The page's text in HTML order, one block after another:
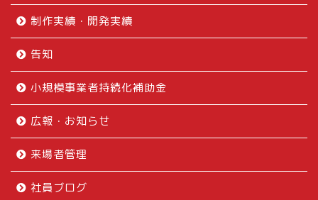
制作実績・開発実績
告知
小規模事業者持続化補助金
広報・お知らせ
来場者管理
社員ブログ